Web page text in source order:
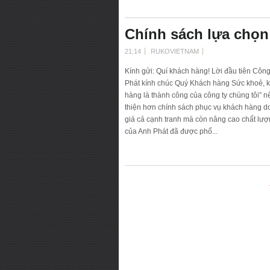
Chính sách lựa
21:14 RUKOVIETNAM
Kính gửi: Quí khách hàng! Lời đầu tiên
Phát kính chúc Quý Khách hàng Sức
hàng là thành công của công ty chúng tôi”
thiện hơn chính sách phục vụ khách hàng
giá cả cạnh tranh mà còn nâng cao chất
của Anh Phát đã được phổ...